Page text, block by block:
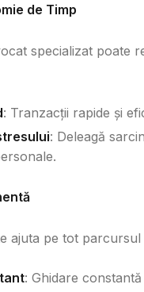
de Timp
specializat poate
: Tranzacții rapide și
: Deleagă
ajuta pe tot
: Ghidare